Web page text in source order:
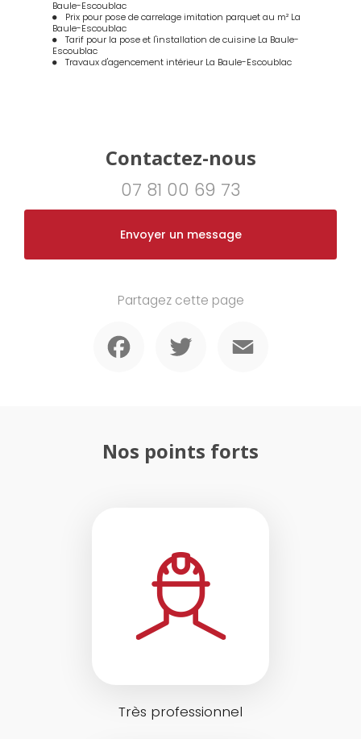
Baule-Escoublac
Prix pour pose de carrelage imitation parquet au m² La
Baule-Escoublac
Tarif pour la pose et l'installation de cuisine La Baule-
Escoublac
Travaux d'agencement intérieur La Baule-Escoublac
Contactez-nous
07 81 00 69 73
Envoyer un message
Partagez cette page
Nos points forts
Très professionnel